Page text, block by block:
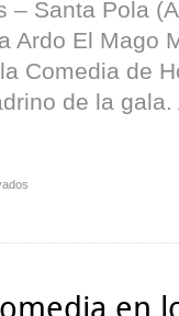
– Santa Pola
Ardo El Mago
Comedia de
de la
de